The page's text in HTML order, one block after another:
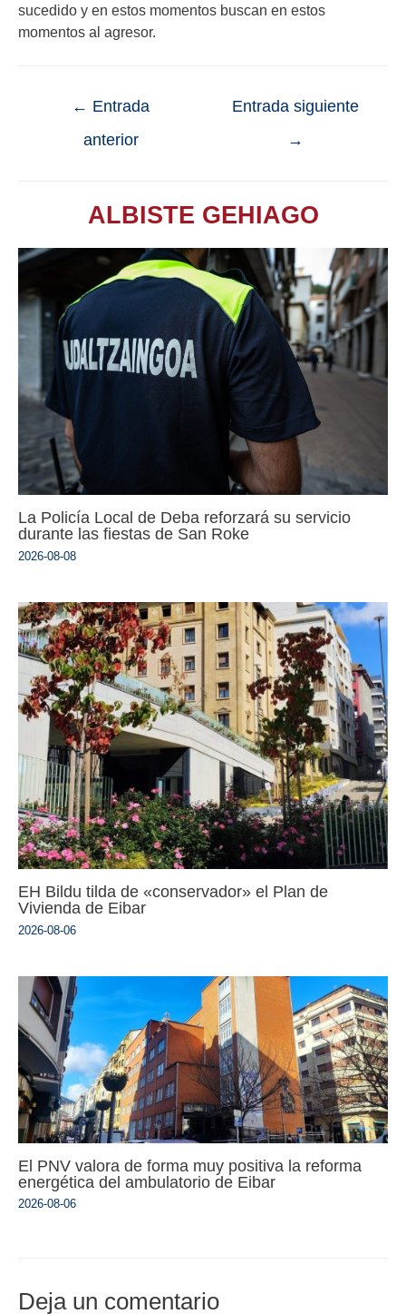
sucedido y en estos momentos buscan en estos
momentos al agresor.
← Entrada
anterior
Entrada siguiente
→
ALBISTE GEHIAGO
La Policía Local de Deba reforzará su servicio
durante las fiestas de San Roke
2026-08-08
EH Bildu tilda de «conservador» el Plan de
Vivienda de Eibar
2026-08-06
El PNV valora de forma muy positiva la reforma
energética del ambulatorio de Eibar
2026-08-06
Deja un comentario